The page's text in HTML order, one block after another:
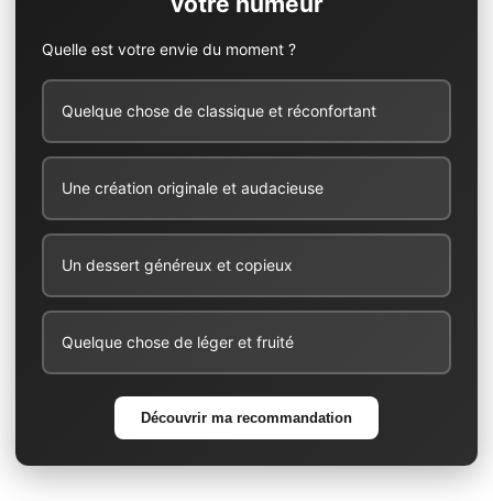
Quelle est votre envie du moment ?
Quelque chose de classique et réconfortant
Une création originale et audacieuse
Un dessert généreux et copieux
Quelque chose de léger et fruité
Découvrir ma recommandation